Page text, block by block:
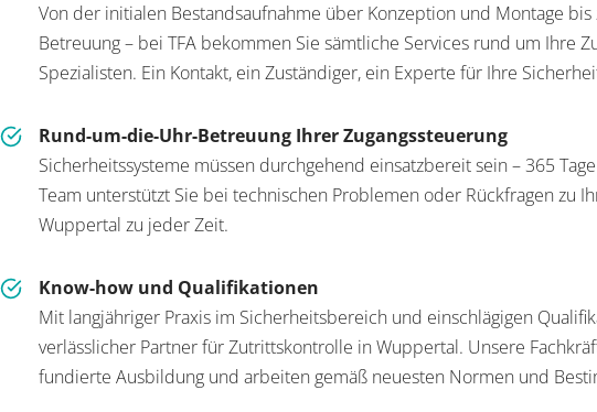
Von der initialen Bestandsaufnahme über Konzeption und Montage
Betreuung – bei TFA bekommen Sie sämtliche Services rund um Ihre
Spezialisten. Ein Kontakt, ein Zuständiger, ein Experte für Ihre
Rund-um-die-Uhr-Betreuung Ihrer Zugangssteuerung
Sicherheitssysteme müssen durchgehend einsatzbereit sein – 365
Team unterstützt Sie bei technischen Problemen oder Rückfragen zu
Wuppertal zu jeder Zeit.
Know-how und Qualifikationen
Mit langjähriger Praxis im Sicherheitsbereich und einschlägigen
verlässlicher Partner für Zutrittskontrolle in Wuppertal. Unsere
fundierte Ausbildung und arbeiten gemäß neuesten Normen und